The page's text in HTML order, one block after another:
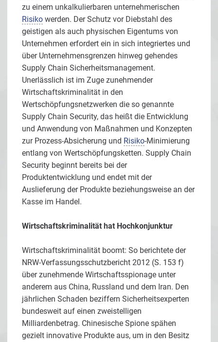
zu einem unkalkulierbaren unternehmerischen
Risiko werden. Der Schutz vor Diebstahl des
geistigen als auch physischen Eigentums von
Unternehmen erfordert ein in sich integriertes und
über Unternehmensgrenzen hinweg gehendes
Supply Chain Sicherheitsmanagement.
Unerlässlich ist im Zuge zunehmender
Wirtschaftskriminalität in den
Wertschöpfungsnetzwerken die so genannte
Supply Chain Security, das heißt die Entwicklung
und Anwendung von Maßnahmen und Konzepten
zur Prozess-Absicherung und Risiko-Minimierung
entlang von Wertschöpfungsketten. Supply Chain
Security beginnt bereits bei der
Produktentwicklung und endet mit der
Auslieferung der Produkte beziehungsweise an der
Kasse im Handel.
Wirtschaftskriminalität hat Hochkonjunktur
Wirtschaftskriminalität boomt: So berichtete der
NRW-Verfassungsschutzbericht 2012 (S. 153 f)
über zunehmende Wirtschaftsspionage unter
anderem aus China, Russland und dem Iran. Den
jährlichen Schaden beziffern Sicherheitsexperten
bundesweit auf einen zweistelligen
Milliardenbetrag. Chinesische Spione spähen
gezielt innovative Produkte aus, um in den Besitz